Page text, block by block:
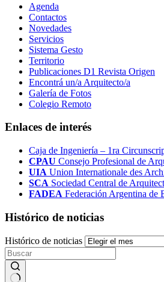
Agenda
Contactos
Novedades
Servicios
Sistema Gesto
Territorio
Publicaciones D1 Revista Origen
Encontrá un/a Arquitecto/a
Galería de Fotos
Colegio Remoto
Enlaces de interés
Caja de Ingeniería – 1ra
CPAU Consejo Profesional de
UIA Union Internationale des
SCA Sociedad Central de
FADEA Federación Argentina de
Histórico de noticias
Histórico de noticias